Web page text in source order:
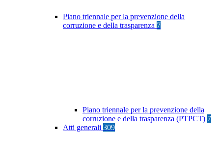
Piano triennale per la prevenzione della
corruzione e della trasparenza 7
Piano triennale per la prevenzione della
corruzione e della trasparenza (PTPCT) 7
Atti generali 309